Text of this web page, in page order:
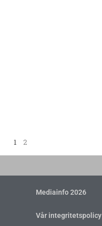
1 2
Mediainfo 2026
Vår integritetspolicy